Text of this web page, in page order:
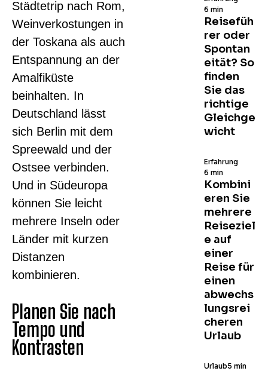
Städtetrip nach Rom,
Weinverkostungen in
der Toskana als auch
Entspannung an der
Amalfiküste
beinhalten. In
Deutschland lässt
sich Berlin mit dem
Spreewald und der
Ostsee verbinden.
Und in Südeuropa
können Sie leicht
mehrere Inseln oder
Länder mit kurzen
Distanzen
kombinieren.
Planen Sie nach
Tempo und
Kontrasten
Reisefüh
rer oder
Spontan
eität? So
finden
Sie das
richtige
Gleichge
wicht
6 min
Kombini
eren Sie
mehrere
Reiseziel
e auf
einer
Reise für
einen
abwechs
lungsrei
cheren
Urlaub
Erfahrung
6 min
Urlaub5 min